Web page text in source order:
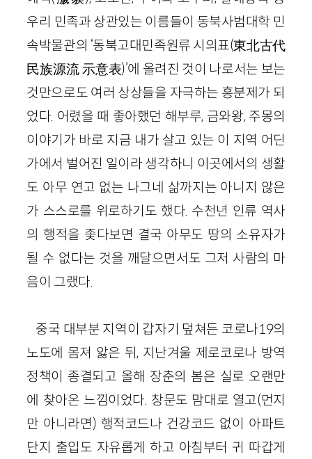
우리 민족과 상관있는 이름들이 동북사범대학 민
속박물관의 ‘동북고대민족원류 시의표(東北古代
民族源流 示意表)’에 올려진 것이 나로서는 보는
것만으로도 여러 상상들을 자극하는 흥분제가 되
었다. 어렸을 때 좋아했던 해부루, 금와왕, 주몽의
이야기가 바로 지금 내가 살고 있는 이 지역 어딘
가에서 벌어진 일이라 생각하니 이곳에서의 생활
도 아무 연고 없는 나그네 삶까지는 아니지 않은
가 스스로를 위로하기도 했다. 수천년 인류 역사
의 행적을 좇다보면 결국 아무도 땅의 소유자가
될 수 없다는 것을 깨달으면서도 그저 사람의 마
음이 그랬다.
중국 대부분 지역이 갑자기 덮쳐든 코로나19의
노도에 몸져 앓은 뒤, 지난겨울 제로코로나 방역
정책이 종결되고 올해 장춘의 봄은 실로 오랜만
에 찾아온 느낌이었다. 창문도 맘대로 열고(먼지
만 아니라면) 행적코드나 건강코드 없이 아파트
단지 출입도 자유롭게 하고 아침부터 귀 따갑게